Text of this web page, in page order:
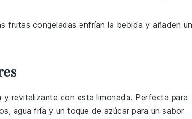
frutas congeladas enfrían la bebida y añaden un
y revitalizante con esta limonada. Perfecta para
, agua fría y un toque de azúcar para un sabor